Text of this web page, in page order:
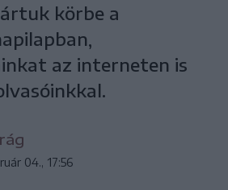
körbe a
az interneten is
04., 17:56